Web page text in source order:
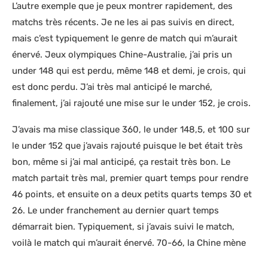
L’autre exemple que je peux montrer rapidement, des
matchs très récents. Je ne les ai pas suivis en direct,
mais c’est typiquement le genre de match qui m’aurait
énervé. Jeux olympiques Chine-Australie, j’ai pris un
under 148 qui est perdu, même 148 et demi, je crois, qui
est donc perdu. J’ai très mal anticipé le marché,
finalement, j’ai rajouté une mise sur le under 152, je crois.
J’avais ma mise classique 360, le under 148,5, et 100 sur
le under 152 que j’avais rajouté puisque le bet était très
bon, même si j’ai mal anticipé, ça restait très bon. Le
match partait très mal, premier quart temps pour rendre
46 points, et ensuite on a deux petits quarts temps 30 et
26. Le under franchement au dernier quart temps
démarrait bien. Typiquement, si j’avais suivi le match,
voilà le match qui m’aurait énervé. 70-66, la Chine mène